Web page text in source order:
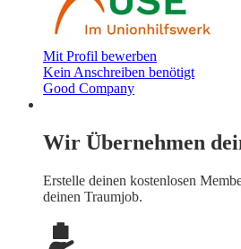
Mit Profil bewerben
Kein Anschreiben benötigt
Good Company
Wir Übernehmen
Erstelle deinen kostenlosen
deinen Traumjob.